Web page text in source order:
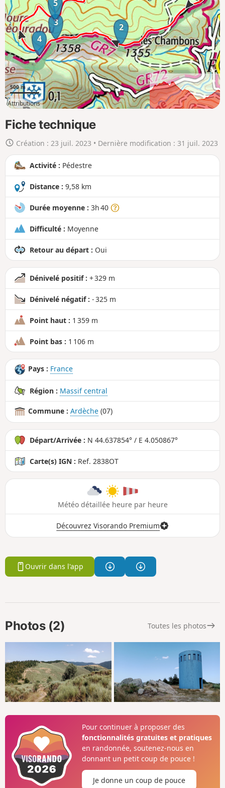
r
l
a
c
a
r
t
e
e
n
r
n
d
2
3
4
5
500 m
Attributions
Fiche technique
Création : 23 juil. 2023 • Dernière modification : 31 juil. 2023
Activité : Pédestre
Distance : 9,58 km
Durée moyenne : 3h 40
Difficulté : Moyenne
Retour au départ : Oui
Dénivelé positif : + 329 m
Dénivelé négatif : - 325 m
Point haut : 1 359 m
Point bas : 1 106 m
Pays : France
Région : Massif central
Commune : Ardèche (07)
Départ/Arrivée : N 44.637854° / E 4.050867°
Carte(s) IGN : Ref. 2838OT
Météo détaillée heure par heure
Découvrez Visorando Premium
Ouvrir dans l'app
Photos (2) Toutes les photos
Pour continuer à proposer des
fonctionnalités gratuites et pratiques
en randonnée, soutenez-nous en
donnant un petit coup de pouce !
Je donne un coup de pouce